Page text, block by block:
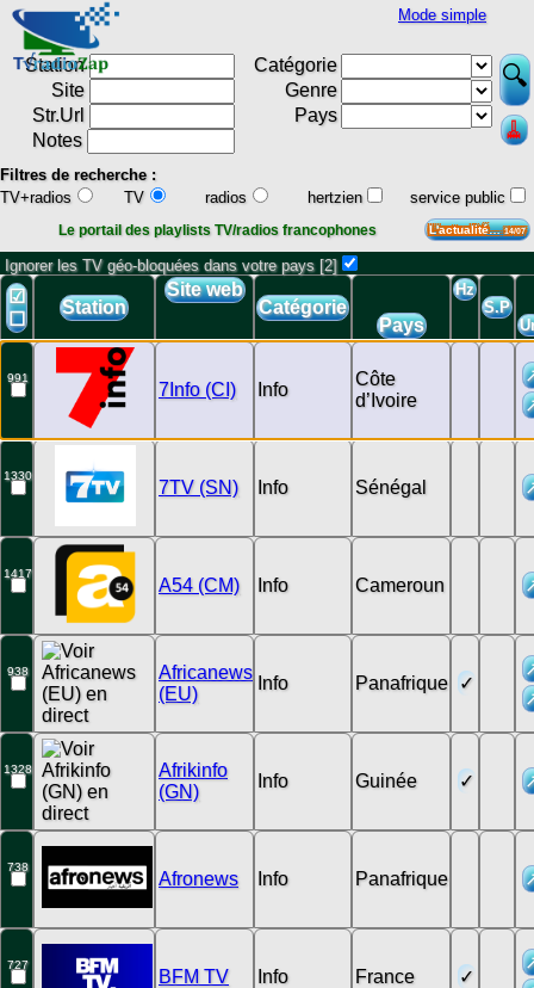
Mode simple
Station
Site
Str.Url
Notes
Catégorie
Genre
Pays
Filtres de recherche :
TV+radios
TV radios hertzien service public
Le portail des playlists TV/radios francophones L'actualité…14/07
Ignorer les TV géo-bloquées dans votre pays [2]
☑
☐
Station
Site web
Catégorie
Pays
Hz
S.P
991
7Info (CI) Info
Côte
d’Ivoire
1330
7TV (SN) Info Sénégal
1417
A54 (CM) Info Cameroun
938
Africanews
(EU)
Info Panafrique
1328
Afrikinfo
(GN)
Info Guinée
738
Afronews Info Panafrique
727
BFM TV Info France